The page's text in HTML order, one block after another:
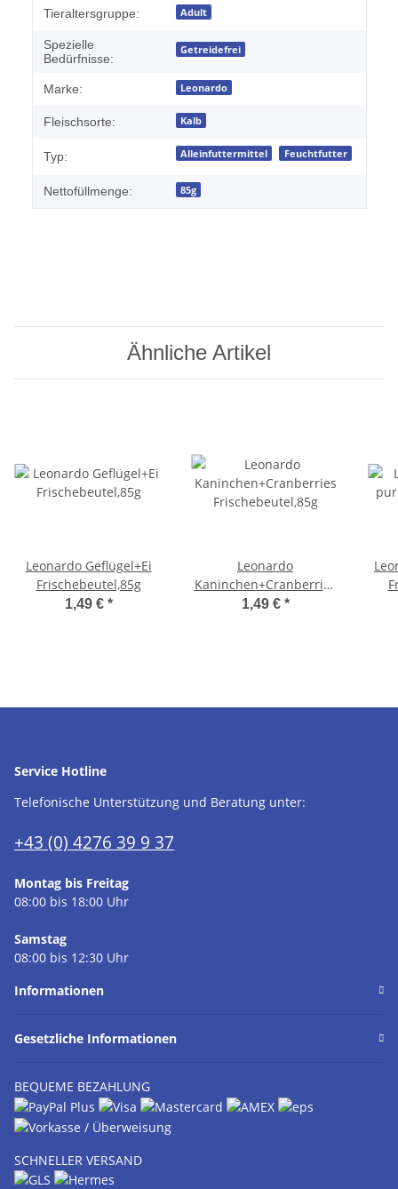
Produkteigenschaft
Wert
Tieraltersgruppe: Adult
Spezielle
Bedürfnisse:
Getreidefrei
Marke: Leonardo
Fleischsorte: Kalb
Typ: Alleinfuttermittel Feuchtfutter
Nettofüllmenge: 85g
Ähnliche Artikel
Leonardo Geflügel+Ei
Frischebeutel,85g
1,49 € *
Leonardo
Kaninchen+Cranberries
Frischebeutel,85g
1,49 € *
Service Hotline
Telefonische Unterstützung und Beratung unter:
+43 (0) 4276 39 9 37
Montag bis Freitag
08:00 bis 18:00 Uhr
Samstag
08:00 bis 12:30 Uhr
Informationen
Gesetzliche Informationen
BEQUEME BEZAHLUNG
SCHNELLER VERSAND